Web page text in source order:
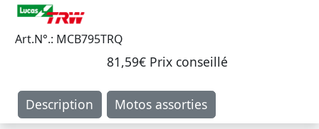
Art.N°.: MCB795TRQ
81,59€ Prix ​​conseillé
Description Motos assorties